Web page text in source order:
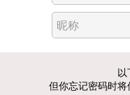
昵称
以
但你忘记密码时将